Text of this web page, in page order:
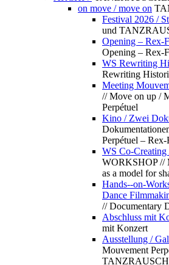
on move / move on
Festival 2026 /
und
Opening – Rex-
Opening – Rex-
WS Rewriting
Rewriting
Meeting
// Move on up /
Perpétuel
Kino / Zwei
Perpétuel –
WS Co-Creating
WORKSHOP //
as a model for
Hands--on-
Dance
// Documentary
Abschluss mit
mit Konzert
Ausstellung /
Mouvement